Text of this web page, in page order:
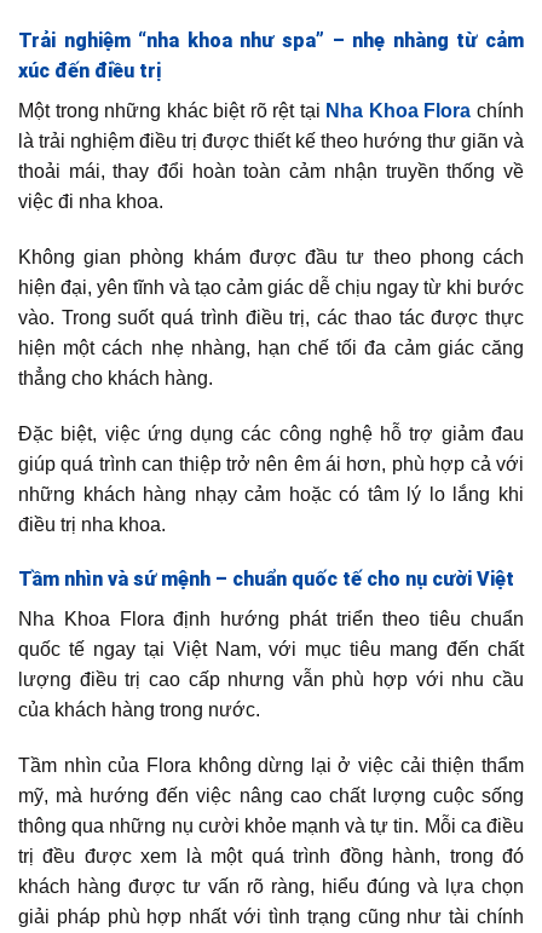
Trải nghiệm “nha khoa như spa” – nhẹ nhàng từ cảm
xúc đến điều trị
Một trong những khác biệt rõ rệt tại Nha Khoa Flora chính
là trải nghiệm điều trị được thiết kế theo hướng thư giãn và
thoải mái, thay đổi hoàn toàn cảm nhận truyền thống về
việc đi nha khoa.
Không gian phòng khám được đầu tư theo phong cách
hiện đại, yên tĩnh và tạo cảm giác dễ chịu ngay từ khi bước
vào. Trong suốt quá trình điều trị, các thao tác được thực
hiện một cách nhẹ nhàng, hạn chế tối đa cảm giác căng
thẳng cho khách hàng.
Đặc biệt, việc ứng dụng các công nghệ hỗ trợ giảm đau
giúp quá trình can thiệp trở nên êm ái hơn, phù hợp cả với
những khách hàng nhạy cảm hoặc có tâm lý lo lắng khi
điều trị nha khoa.
Tầm nhìn và sứ mệnh – chuẩn quốc tế cho nụ cười Việt
Nha Khoa Flora định hướng phát triển theo tiêu chuẩn
quốc tế ngay tại Việt Nam, với mục tiêu mang đến chất
lượng điều trị cao cấp nhưng vẫn phù hợp với nhu cầu
của khách hàng trong nước.
Tầm nhìn của Flora không dừng lại ở việc cải thiện thẩm
mỹ, mà hướng đến việc nâng cao chất lượng cuộc sống
thông qua những nụ cười khỏe mạnh và tự tin. Mỗi ca điều
trị đều được xem là một quá trình đồng hành, trong đó
khách hàng được tư vấn rõ ràng, hiểu đúng và lựa chọn
giải pháp phù hợp nhất với tình trạng cũng như tài chính